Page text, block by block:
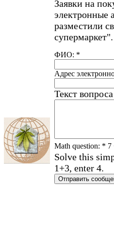
Заявки на
электронные
разместили
супермаркет".
ФИО: *
Адрес
Текст
Math question: * 7
Solve this
1+3, enter 4.